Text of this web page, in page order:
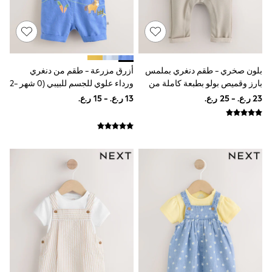
Jeans
Sandals
Shorts
Vests
Sunglasses
Beach Towels
Bags
B by Ted Baker
Baker by Ted Baker
Lipsy
Love & Roses
Mint Velvet
Monsoon
River Island
Eid Holiday Collection
SCHOOLWEAR
All Boys Schoolwear
بلون صخري - طقم دنغري بملمس
بارز وقميص بولو بطبعة كاملة من
Baker By Ted Baker
أزرق مزرعة - طقم من دنغري
ورداء علوي للجسم للبيبي (0 شهر -2
سنة)